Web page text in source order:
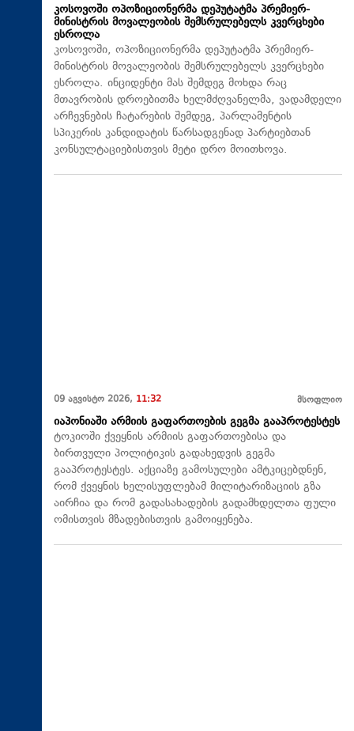
კოსოვოში ოპოზიციონერმა დეპუტატმა პრემიერ-
მინისტრის მოვალეობის შემსრულებელს კვერცხები
ესროლა
კოსოვოში, ოპოზიციონერმა დეპუტატმა პრემიერ-
მინისტრის მოვალეობის შემსრულებელს კვერცხები
ესროლა. ინციდენტი მას შემდეგ მოხდა რაც
მთავრობის დროებითმა ხელმძღვანელმა, ვადამდელი
არჩევნების ჩატარების შემდეგ, პარლამენტის
სპიკერის კანდიდატის წარსადგენად პარტიებთან
კონსულტაციებისთვის მეტი დრო მოითხოვა.
09 აგვისტო 2026, 11:32 მსოფლიო
იაპონიაში არმიის გაფართოების გეგმა გააპროტესტეს
ტოკიოში ქვეყნის არმიის გაფართოებისა და
ბირთვული პოლიტიკის გადახედვის გეგმა
გააპროტესტეს. აქციაზე გამოსულები ამტკიცებდნენ,
რომ ქვეყნის ხელისუფლებამ მილიტარიზაციის გზა
აირჩია და რომ გადასახადების გადამხდელთა ფული
ომისთვის მზადებისთვის გამოიყენება.